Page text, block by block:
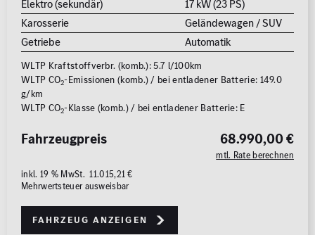
Elektro (sekundär)
17 kW (23 PS)
Karosserie
Geländewagen / SUV
Getriebe
Automatik
WLTP Kraftstoffverbr. (komb.): 5.7 l/100km
WLTP CO2-Emissionen (komb.) / bei entladener Batterie: 149.0
g/km
WLTP CO2-Klasse (komb.) / bei entladener Batterie: E
68.990,00 €
mtl. Rate berechnen
Fahrzeugpreis
inkl. 19 % MwSt. 11.015,21 €
Mehrwertsteuer ausweisbar
Fahrzeug anzeigen